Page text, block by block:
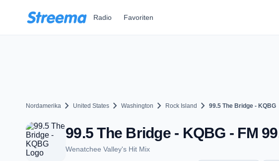
Radio Favoriten
Nordamerika chevron_right United States chevron_right Washington chevron_right Rock Island chevron_right 99.5 The Bridge - KQBG
99.5 The Bridge - KQBG - FM
Wenatchee Valley's Hit Mix